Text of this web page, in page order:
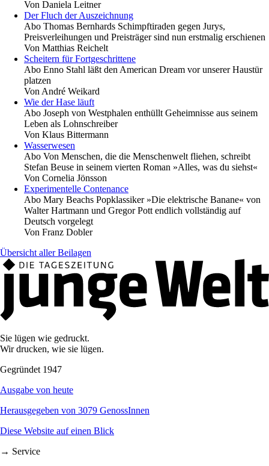
Von Daniela Leitner
Der Fluch der Auszeichnung
Abo Thomas Bernhards Schimpftiraden gegen Jurys,
Preisverleihungen und Preisträger sind nun erstmalig erschienen
Von Matthias Reichelt
Scheitern für Fortgeschrittene
Abo Enno Stahl läßt den American Dream vor unserer Haustür
platzen
Von André Weikard
Wie der Hase läuft
Abo Joseph von Westphalen enthüllt Geheimnisse aus seinem
Leben als Lohnschreiber
Von Klaus Bittermann
Wasserwesen
Abo Von Menschen, die die Menschenwelt fliehen, schreibt
Stefan Beuse in seinem vierten Roman »Alles, was du siehst«
Von Cornelia Jönsson
Experimentelle Contenance
Abo Mary Beachs Popklassiker »Die elektrische Banane« von
Walter Hartmann und Gregor Pott endlich vollständig auf
Deutsch vorgelegt
Von Franz Dobler
Übersicht aller Beilagen
Sie lügen wie gedruckt.
Wir drucken, wie sie lügen.
Gegründet 1947
Ausgabe von heute
Herausgegeben von 3079 GenossInnen
Diese Website auf einen Blick
→ Service